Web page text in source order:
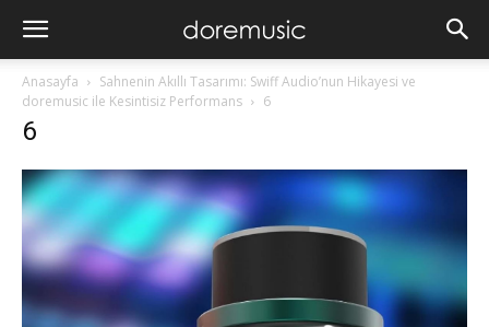
Anasayfa
Sahnenin Akıllı Tasarımı: Swiff Audio’nun Hikayesi ve
doremusic ile Kesintisiz Performans
6
6